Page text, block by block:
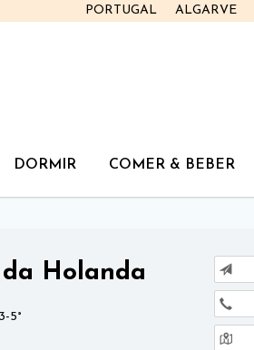
ALGARVE
PORTUGAL
DORMIR COMER & BEBER
Holanda
5°